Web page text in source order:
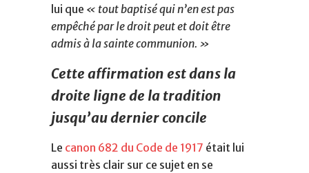
lui que « tout baptisé qui n’en est pas
empêché par le droit peut et doit être
admis à la sainte communion. »
Cette affirmation est dans la
droite ligne de la tradition
jusqu’au dernier concile
Le canon 682 du Code de 1917 était lui
aussi très clair sur ce sujet en se